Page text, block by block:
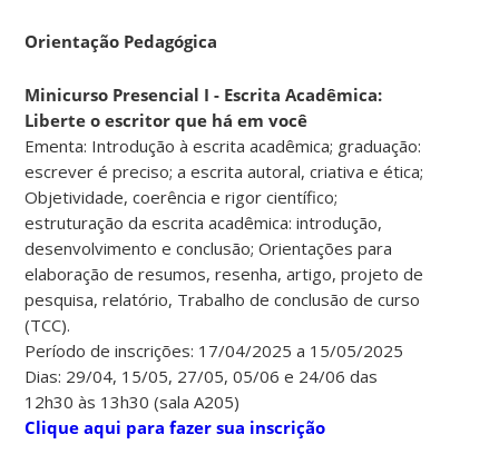
Orientação Pedagógica
Minicurso Presencial I - Escrita Acadêmica:
Liberte o escritor que há em você
Ementa: Introdução à escrita acadêmica; graduação:
escrever é preciso; a escrita autoral, criativa e ética;
Objetividade, coerência e rigor científico;
estruturação da escrita acadêmica: introdução,
desenvolvimento e conclusão; Orientações para
elaboração de resumos, resenha, artigo, projeto de
pesquisa, relatório, Trabalho de conclusão de curso
(TCC).
Período de inscrições: 17/04/2025 a 15/05/2025
Dias: 29/04, 15/05, 27/05, 05/06 e 24/06 das
12h30 às 13h30 (sala A205)
Clique aqui para fazer sua inscrição